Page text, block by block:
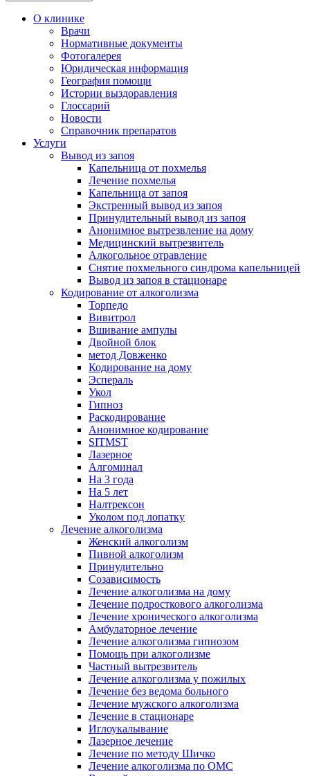
О клинике
Врачи
Нормативные документы
Фотогалерея
Юридическая информация
География помощи
Истории выздоравления
Глоссарий
Новости
Справочник препаратов
Услуги
Вывод из запоя
Капельница от похмелья
Лечение похмелья
Капельница от запоя
Экстренный вывод из запоя
Принудительный вывод из запоя
Анонимное вытрезвление на дому
Медицинский вытрезвитель
Алкогольное отравление
Снятие похмельного синдрома капельницей
Вывод из запоя в стационаре
Кодирование от алкоголизма
Торпедо
Вивитрол
Вшивание ампулы
Двойной блок
метод Довженко
Кодирование на дому
Эспераль
Укол
Гипноз
Раскодирование
Анонимное кодирование
SITMST
Лазерное
Алгоминал
На 3 года
На 5 лет
Налтрексон
Уколом под лопатку
Лечение алкоголизма
Женский алкоголизм
Пивной алкоголизм
Принудительно
Созависимость
Лечение алкоголизма на дому
Лечение подросткового алкоголизма
Лечение хронического алкоголизма
Амбулаторное лечение
Лечение алкоголизма гипнозом
Помощь при алкоголизме
Частный вытрезвитель
Лечение алкоголизма у пожилых
Лечение без ведома больного
Лечение мужского алкоголизма
Лечение в стационаре
Иглоукалывание
Лазерное лечение
Лечение по методу Шичко
Лечение алкоголизма по ОМС